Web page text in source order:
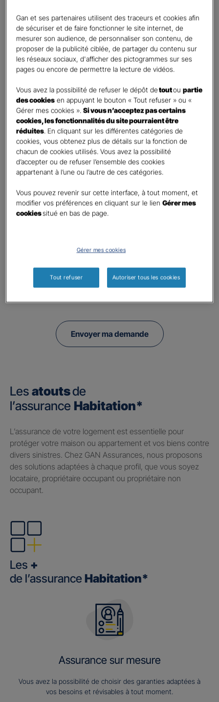
Monsieur
Contact*
First Last
United
States
+1
E-mail *
Informations complémentaires (facultatif)
Information données personnelles
pour me recontacter dans le cadre de ma demande
Pour connaitre et exercer vos droits, notamment de retrait de votre consentement
à l'utilisation de données collectés par ce formulaire, veuillez consulter notre
politique de confidentialité.
Envoyer ma demande
Les atoutsde
l’assurance Habitation*
​L’assurance de votre logement est essentielle pour
protéger votre maison ou appartement et vos biens contre
divers sinistres. Chez GAN Assurances, nous proposons
des solutions adaptées à chaque profil, que vous soyez
locataire, propriétaire occupant ou propriétaire non
occupant.
Les +
de l’assurance Habitation*
Assurance sur mesure
Vous avez la possibilité de choisir des garanties adaptées à
vos besoins et révisables à tout moment.
Gan et ses partenaires utilisent des traceurs et cookies afin
de sécuriser et de faire fonctionner le site internet, de
mesurer son audience, de personnaliser son contenu, de
proposer de la publicité ciblée, de partager du contenu sur
les réseaux sociaux, d'afficher des pictogrammes sur ses
pages ou encore de permettre la lecture de vidéos.
Vous avez la possibilité de refuser le dépôt detoutoupartie
des cookies en appuyant le bouton « Tout refuser » ou «
Gérer mes cookies ».Si vous n’acceptez pas certains
cookies, les fonctionnalités du site pourraient être
réduites. En cliquant sur les différentes catégories de
cookies, vous obtenez plus de détails sur la fonction de
chacun de cookies utilisés. Vous avez la possibilité
d’accepter ou de refuser l’ensemble des cookies
appartenant à l’une ou l’autre de ces catégories.
Vous pouvez revenir sur cette interface, à tout moment, et
modifier vos préférences en cliquant sur le lienGérer mes
cookiessitué en bas de page.
Gérer mes cookies
Tout refuser Autoriser tous les cookies